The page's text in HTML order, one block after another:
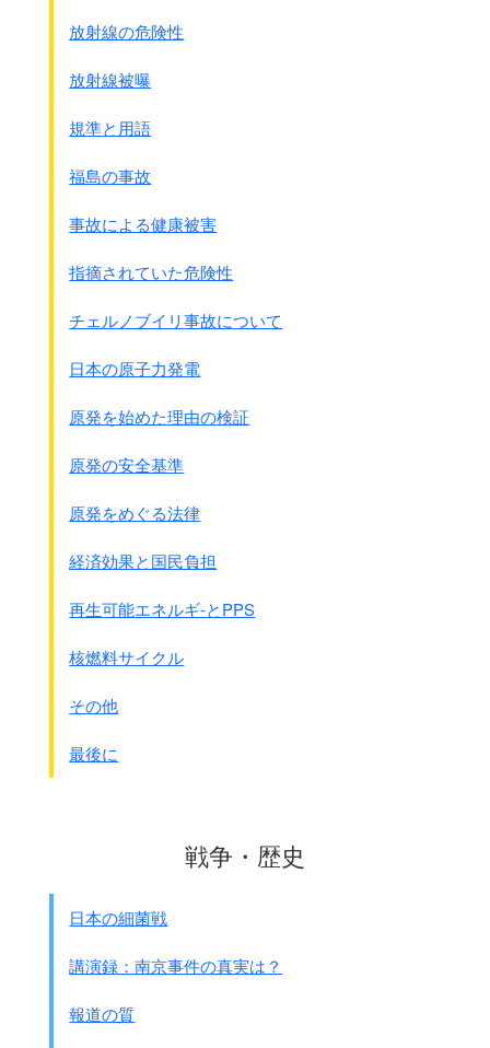
放射線の危険性
放射線被曝
規準と用語
福島の事故
事故による健康被害
指摘されていた危険性
チェルノブイリ事故について
日本の原子力発電
原発を始めた理由の検証
原発の安全基準
原発をめぐる法律
経済効果と国民負担
再生可能エネルギ-とPPS
核燃料サイクル
その他
最後に
戦争・歴史
日本の細菌戦
講演録：南京事件の真実は？
報道の質